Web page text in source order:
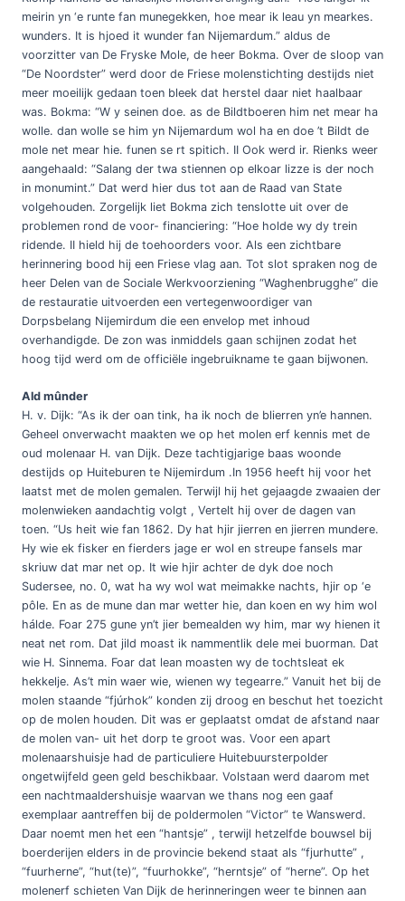
meirin yn ‘e runte fan munegekken, hoe mear ik leau yn mearkes.
wunders. It is hjoed it wunder fan Nijemardum.” aldus de
voorzitter van De Fryske Mole, de heer Bokma. Over de sloop van
“De Noordster” werd door de Friese molenstichting destijds niet
meer moeilijk gedaan toen bleek dat herstel daar niet haalbaar
was. Bokma: “W y seinen doe. as de Bildtboeren him net mear ha
wolle. dan wolle se him yn Nijemardum wol ha en doe ’t Bildt de
mole net mear hie. funen se rt spitich. II Ook werd ir. Rienks weer
aangehaald: “Salang der twa stiennen op elkoar lizze is der noch
in monumint.” Dat werd hier dus tot aan de Raad van State
volgehouden. Zorgelijk liet Bokma zich tenslotte uit over de
problemen rond de voor- financiering: “Hoe holde wy dy trein
ridende. II hield hij de toehoorders voor. Als een zichtbare
herinnering bood hij een Friese vlag aan. Tot slot spraken nog de
heer Delen van de Sociale Werkvoorziening “Waghenbrugghe” die
de restauratie uitvoerden een vertegenwoordiger van
Dorpsbelang Nijemirdum die een envelop met inhoud
overhandigde. De zon was inmiddels gaan schijnen zodat het
hoog tijd werd om de officiële ingebruikname te gaan bijwonen.
Ald mûnder
H. v. Dijk: “As ik der oan tink, ha ik noch de blierren yn’e hannen.
Geheel onverwacht maakten we op het molen erf kennis met de
oud molenaar H. van Dijk. Deze tachtigjarige baas woonde
destijds op Huiteburen te Nijemirdum .In 1956 heeft hij voor het
laatst met de molen gemalen. Terwijl hij het gejaagde zwaaien der
molenwieken aandachtig volgt , Vertelt hij over de dagen van
toen. “Us heit wie fan 1862. Dy hat hjir jierren en jierren mundere.
Hy wie ek fisker en fierders jage er wol en streupe fansels mar
skriuw dat mar net op. It wie hjir achter de dyk doe noch
Sudersee, no. 0, wat ha wy wol wat meimakke nachts, hjir op ‘e
pôle. En as de mune dan mar wetter hie, dan koen en wy him wol
hálde. Foar 275 gune yn’t jier bemealden wy him, mar wy hienen it
neat net rom. Dat jild moast ik nammentlik dele mei buorman. Dat
wie H. Sinnema. Foar dat lean moasten wy de tochtsleat ek
hekkelje. As’t min waer wie, wienen wy tegearre.” Vanuit het bij de
molen staande “fjúrhok” konden zij droog en beschut het toezicht
op de molen houden. Dit was er geplaatst omdat de afstand naar
de molen van- uit het dorp te groot was. Voor een apart
molenaarshuisje had de particuliere Huitebuursterpolder
ongetwijfeld geen geld beschikbaar. Volstaan werd daarom met
een nachtmaaldershuisje waarvan we thans nog een gaaf
exemplaar aantreffen bij de poldermolen “Victor” te Wanswerd.
Daar noemt men het een “hantsje” , terwijl hetzelfde bouwsel bij
boerderijen elders in de provincie bekend staat als “fjurhutte” ,
“fuurherne”, “hut(te)”, “fuurhokke”, “herntsje” of “herne”. Op het
molenerf schieten Van Dijk de herinneringen weer te binnen aan